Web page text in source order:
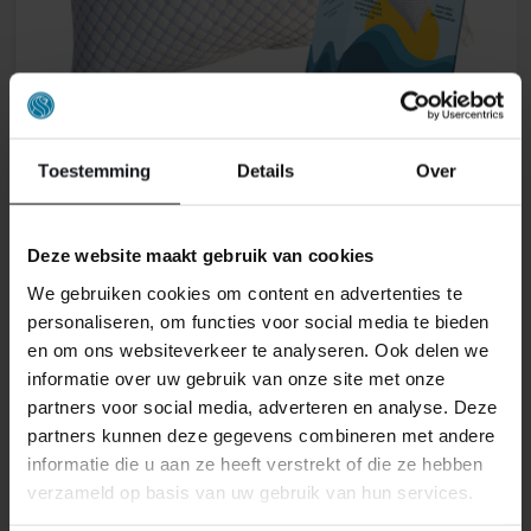
Toestemming Details Over
Deze website maakt gebruik van cookies
We gebruiken cookies om content en advertenties te
personaliseren, om functies voor social media te bieden
en om ons websiteverkeer te analyseren. Ook delen we
informatie over uw gebruik van onze site met onze
partners voor social media, adverteren en analyse. Deze
partners kunnen deze gegevens combineren met andere
informatie die u aan ze heeft verstrekt of die ze hebben
verzameld op basis van uw gebruik van hun services.
69,95
Oorspronkelijke
prijs
€ 69,95.
29,95
Huidige
prijs
€ 29,95.